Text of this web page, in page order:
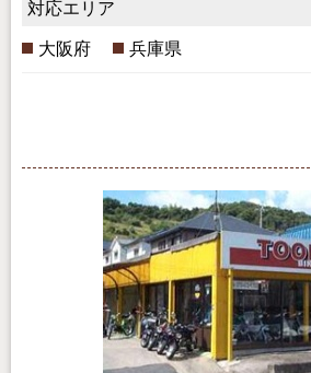
対応エリア
大阪府 兵庫県